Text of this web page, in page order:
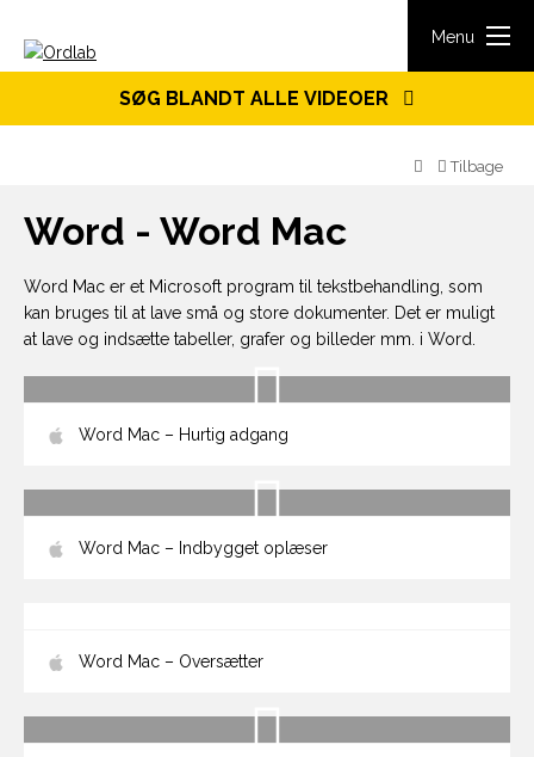
Menu
SØG BLANDT ALLE VIDEOER
Tilbage
Word - Word Mac
Word Mac er et Microsoft program til tekstbehandling, som
kan bruges til at lave små og store dokumenter. Det er muligt
at lave og indsætte tabeller, grafer og billeder mm. i Word.
Word Mac – Hurtig adgang
Word Mac – Indbygget oplæser
Word Mac – Oversætter